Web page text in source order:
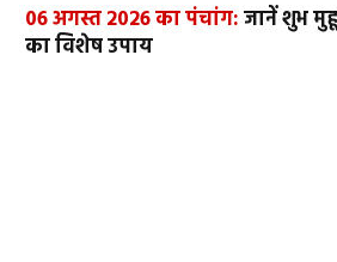
06 अगस्त 2026 का पंचांग:जानें शुभ
का विशेष उपाय